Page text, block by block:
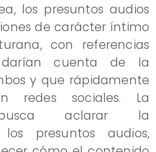
los presuntos audios
de carácter íntimo
con referencias
darían cuenta de la
y que rápidamente
redes sociales. La
busca aclarar la
presuntos audios,